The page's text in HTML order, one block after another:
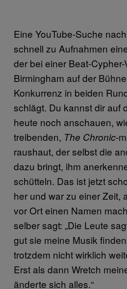
Eine YouTube-Suche
schnell zu Aufnahmen
der bei einer Beat-
Birmingham auf der
Konkurrenz in beiden
schlägt. Du kannst dir auf
heute noch anschauen,
treibenden, The Chronic-
raushaut, der selbst die
dazu bringt, ihm
schütteln. Das ist jetzt
her und war zu einer Zeit,
vor Ort einen Namen
selber sagt: „Die Leute
gut sie meine Musik
trotzdem nicht wirklich
Erst als dann Wretch
änderte sich alles.“